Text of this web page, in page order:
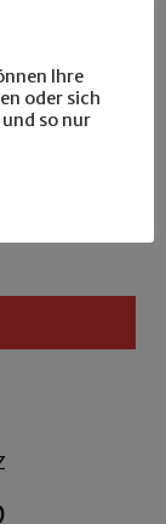
Ihre
oder sich
so nur